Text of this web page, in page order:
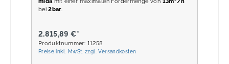
bei2bar.
2.815,89 €*
Produktnummer: 11258
Preise inkl. MwSt. zzgl. Versandkosten